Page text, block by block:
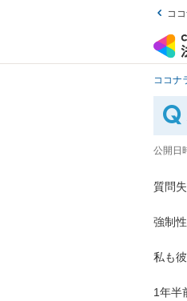
コ
ココナ
公開日
質問
強制
私も
1年半